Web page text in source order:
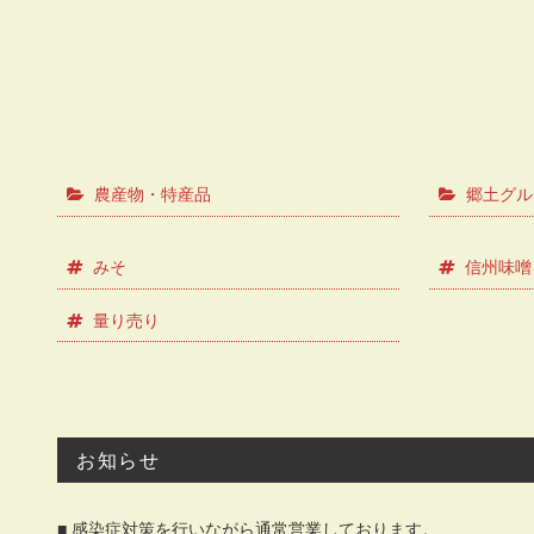
農産物・特産品 郷土グ
みそ 信州味噌
量り売り
お知らせ
■ 感染症対策を行いながら通常営業しております。